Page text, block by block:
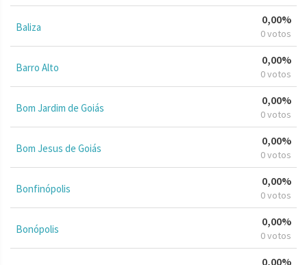
Baliza
0,00%
0 votos
Barro Alto
0,00%
0 votos
Bom Jardim de Goiás
0,00%
0 votos
Bom Jesus de Goiás
0,00%
0 votos
Bonfinópolis
0,00%
0 votos
Bonópolis
0,00%
0 votos
0,00%